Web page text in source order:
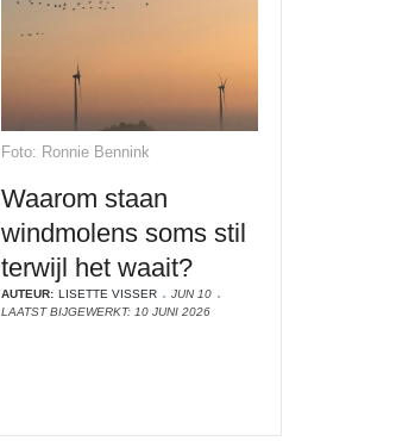
Foto: Ronnie Bennink
Waarom staan
windmolens soms stil
terwijl het waait?
AUTEUR: LISETTE VISSER
JUN 10
LAATST BIJGEWERKT: 10 JUNI 2026